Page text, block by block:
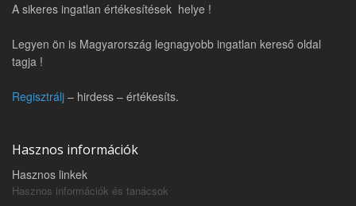
A sikeres ingatlan értékesítések helye !
Legyen ön is Magyarország legnagyobb ingatlan kereső oldal
tagja !
Regisztrálj – hirdess – értékesíts.
Hasznos információk
Hasznos linkek
Hasznos információk és tanácsok